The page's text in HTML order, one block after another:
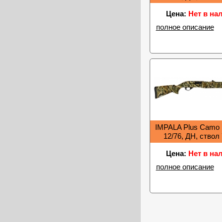
Цена: Нет в
полное описание
IMPALA Plus
12/76, ДН,
Цена: Нет в
полное описание